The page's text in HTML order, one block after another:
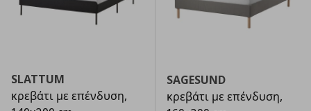
SLATTUM
κρεβάτι με επένδυση,
SAGESUND
κρεβάτι με επένδυση,